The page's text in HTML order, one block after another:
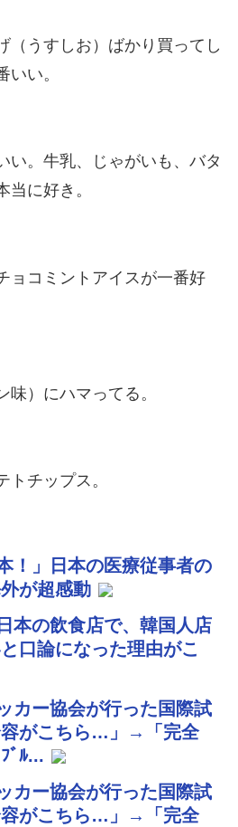
（うすしお）ばかり買ってし
いい。
い。牛乳、じゃがいも、バタ
に好き。
ョコミントアイスが一番好
）にハマってる。
トチップス。
！」日本の医療従事者の
が超感動
本の飲食店で、韓国人店
口論になった理由がこ
カー協会が行った国際試
容がこちら…」→「完全
ﾞﾙ...
カー協会が行った国際試
容がこちら…」→「完全